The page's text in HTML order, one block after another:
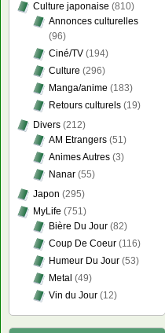
Culture japonaise (810)
Annonces culturelles
(96)
Ciné/TV (194)
Culture (296)
Manga/anime (183)
Retours culturels (19)
Divers (212)
AM Etrangers (51)
Animes Autres (3)
Nanar (55)
Japon (295)
MyLife (751)
Bière Du Jour (82)
Coup De Coeur (116)
Humeur Du Jour (53)
Metal (49)
Vin du Jour (12)